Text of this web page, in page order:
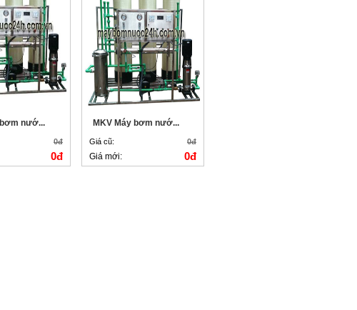
bơm nướ...
0đ
0đ
MKV Máy bơm nướ...
Giá cũ: 0đ
Giá mới: 0đ